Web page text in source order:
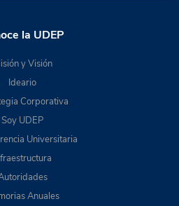
la UDEP
y Visión
Ideario
Corporativa
Soy UDEP
Universitaria
Anuales